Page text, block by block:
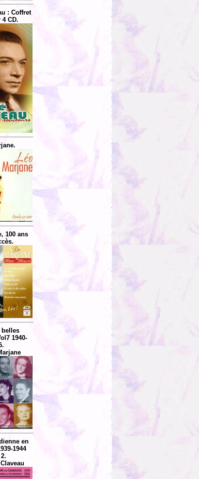
: Coffret
CD.
100 ans
belles
1940-
en
1944